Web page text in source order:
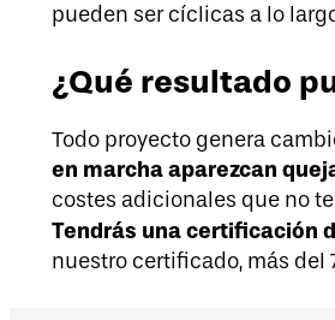
pueden ser cíclicas a lo
¿Qué resultado
Todo proyecto genera
en marcha aparezcan
costes adicionales que no
Tendrás una certificación
nuestro certificado, más